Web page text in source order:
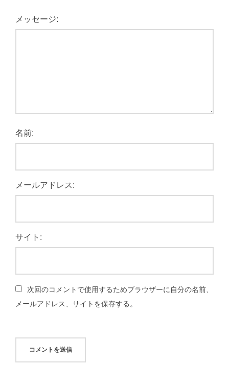
メッセージ:
名前:
メールアドレス:
サイト:
次回のコメントで使用するためブラウザーに自分の名前、
メールアドレス、サイトを保存する。